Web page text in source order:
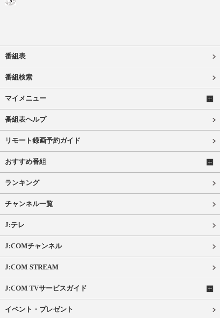
番組表
番組検索
マイメニュー
番組表ヘルプ
リモート録画予約ガイド
おすすめ番組
ランキング
チャンネル一覧
J:テレ
J:COMチャンネル
J:COM STREAM
J:COM TVサービスガイド
イベント・プレゼント